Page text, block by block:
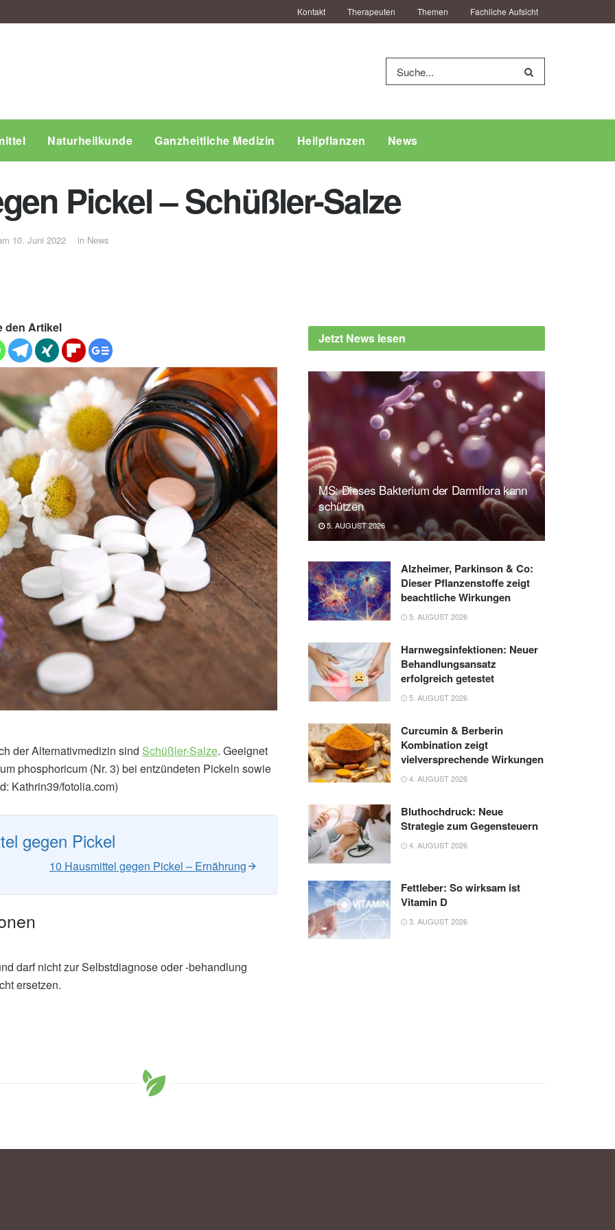
Kontakt Therapeuten Themen Fachliche Aufsicht
Naturheilkunde Ganzheitliche Medizin Heilpflanzen News
Pickel – Schüßler-Salze
10. Juni 2022 in News
den Artikel
der Alternativmedizin sind Schüßler-Salze. Geeignet
phosphoricum (Nr. 3) bei entzündeten Pickeln sowie
Kathrin39/fotolia.com)
gegen Pickel
10 Hausmittel gegen Pickel – Ernährung
darf nicht zur Selbstdiagnose oder -behandlung
ersetzen.
Jetzt News lesen
MS: Dieses Bakterium der Darmflora kann
schützen
5. AUGUST 2026
Alzheimer, Parkinson & Co:
Dieser Pflanzenstoffe zeigt
beachtliche Wirkungen
5. AUGUST 2026
Harnwegsinfektionen: Neuer
Behandlungsansatz
erfolgreich getestet
5. AUGUST 2026
Curcumin & Berberin
Kombination zeigt
vielversprechende Wirkungen
4. AUGUST 2026
Bluthochdruck: Neue
Strategie zum Gegensteuern
4. AUGUST 2026
Fettleber: So wirksam ist
Vitamin D
3. AUGUST 2026